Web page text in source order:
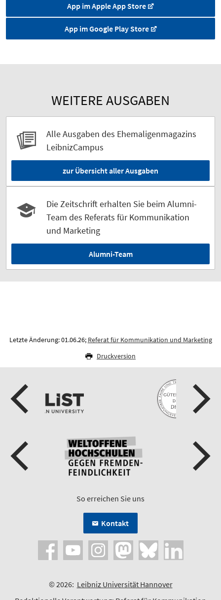
App im Apple App Store
App im Google Play Store
WEITERE AUSGABEN
Alle Ausgaben des Ehemaligenmagazins
LeibnizCampus
zur Übersicht aller Ausgaben
Die Zeitschrift erhalten Sie beim Alumni-
Team des Referats für Kommunikation
und Marketing
Alumni-Team
Letzte Änderung: 01.06.26; Referat für Kommunikation und Marketing
Druckversion
So erreichen Sie uns
Kontakt
© 2026: Leibniz Universität Hannover